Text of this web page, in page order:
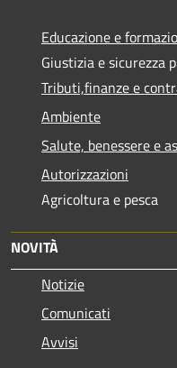
Educazione e
Giustizia e sicurezza
Tributi,finanze e
Ambiente
Salute, benessere e
Autorizzazioni
Agricoltura e pesca
NOVITÀ
Notizie
Comunicati
Avvisi